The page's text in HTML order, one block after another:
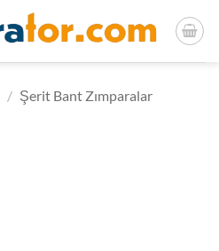
/ Şerit Bant Zımparalar